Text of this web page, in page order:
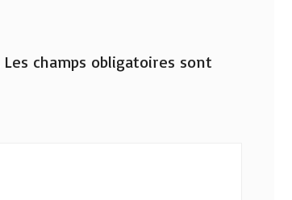
Les champs obligatoires sont